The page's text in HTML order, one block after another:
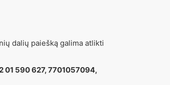
dalių paiešką galima atlikti
01 590 627, 7701057094,